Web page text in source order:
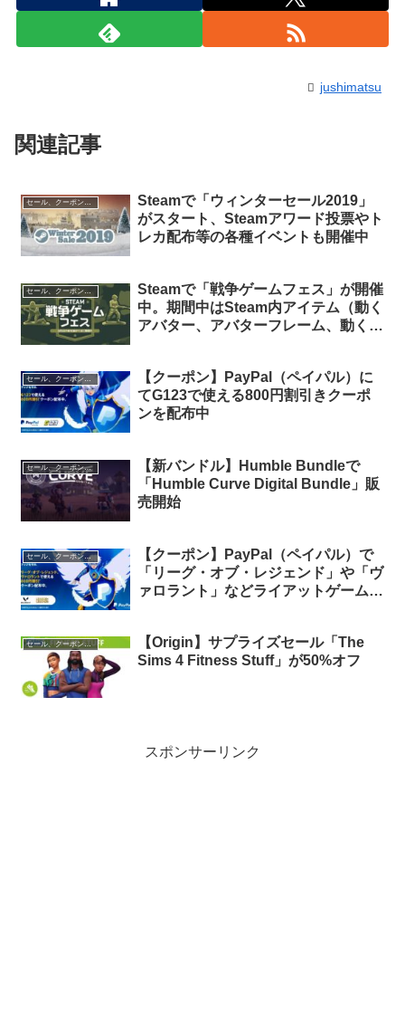
jushimatsu
関連記事
セール、クーポン、ポイント
Steamで「ウィンターセール2019」
がスタート、Steamアワード投票やト
レカ配布等の各種イベントも開催中
セール、クーポン、ポイント
Steamで「戦争ゲームフェス」が開催
中。期間中はSteam内アイテム（動く
アバター、アバターフレーム、動くス
セール、クーポン、ポイント
【クーポン】PayPal（ペイパル）に
てG123で使える800円割引きクーポ
ンを配布中
セール、クーポン、ポイント
【新バンドル】Humble Bundleで
「Humble Curve Digital Bundle」販
売開始
セール、クーポン、ポイント
【クーポン】PayPal（ペイパル）で
「リーグ・オブ・レジェンド」や「ヴ
ァロラント」などライアットゲームズ
セール、クーポン、ポイント
【Origin】サプライズセール「The
Sims 4 Fitness Stuff」が50%オフ
スポンサーリンク